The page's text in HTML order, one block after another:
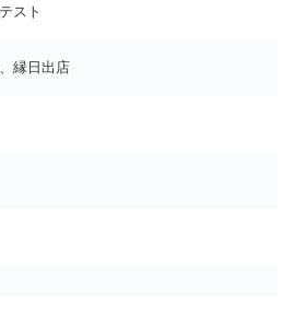
スト
縁日出店